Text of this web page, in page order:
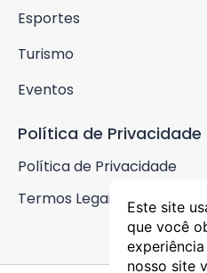
Esportes
Turismo
Eventos
Política de Privacidade
Política de Privacidade
Termos Legais
Este site
que você
nosso site